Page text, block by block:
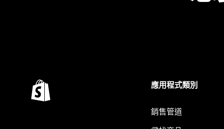
應用程式類別
銷售管道